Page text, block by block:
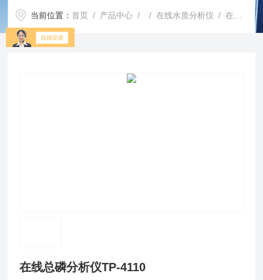
当前位置：首页 / 产品中心 / /在线水质分析仪 / 在线总磷分析仪TP-4110
在线总磷分析仪TP-4110